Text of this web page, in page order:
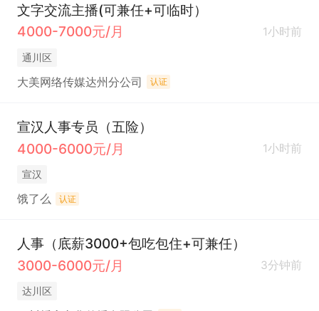
文字交流主播(可兼任+可临时）
4000-7000元/月
1小时前
通川区
大美网络传媒达州分公司 认证
宣汉人事专员（五险）
4000-6000元/月
1小时前
宣汉
饿了么 认证
人事（底薪3000+包吃包住+可兼任）
3000-6000元/月
3分钟前
达川区